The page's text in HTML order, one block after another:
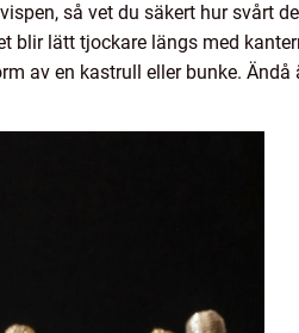
så vet du säkert hur svårt
lätt tjockare längs med
av en kastrull eller bunke.